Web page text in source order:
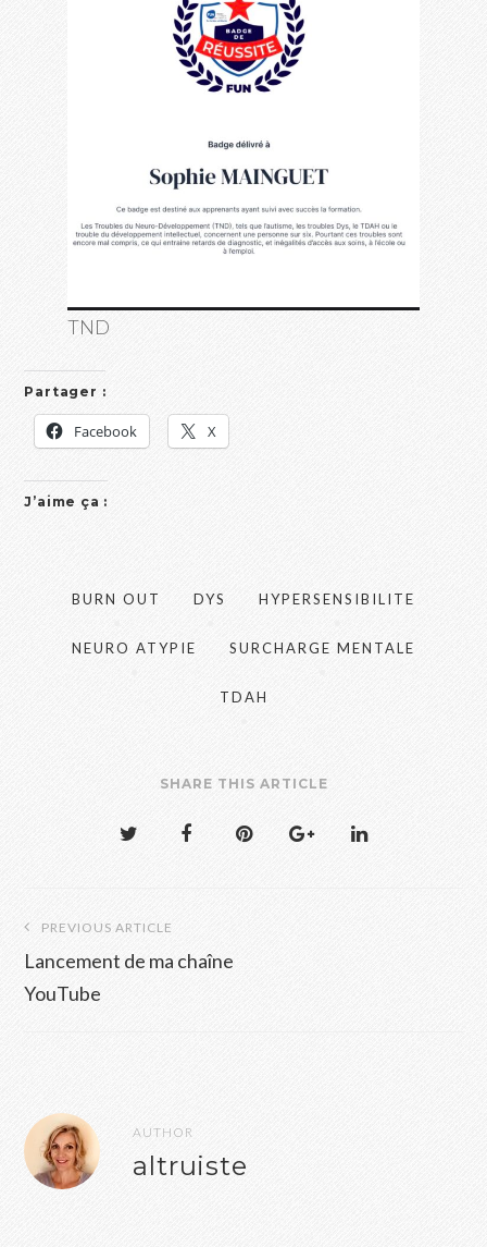
TND
Partager :
Facebook X
J’aime ça :
BURN OUT DYS HYPERSENSIBILITE
NEURO ATYPIE SURCHARGE MENTALE
TDAH
SHARE THIS ARTICLE
de
l’article
PREVIOUS ARTICLE
Lancement de ma chaîne
YouTube
AUTHOR
altruiste